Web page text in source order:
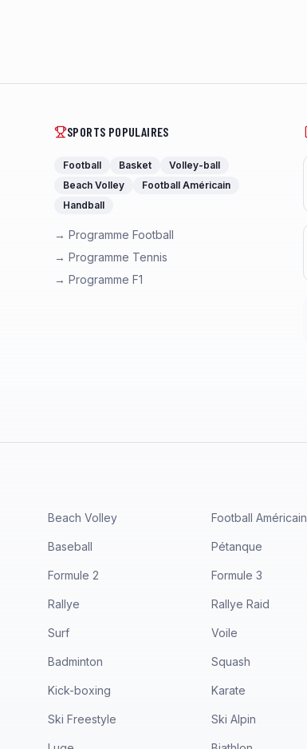
SPORTS POPULAIRES
Football Basket
Volley-ball
Beach Volley
Football Américain
Handball
→ Programme Football
→ Programme Tennis
→ Programme F1
Beach Volley Football Américain
Baseball Pétanque
Formule 2 Formule 3
Rallye Rallye Raid
Surf Voile
Badminton Squash
Kick-boxing Karate
Ski Freestyle Ski Alpin